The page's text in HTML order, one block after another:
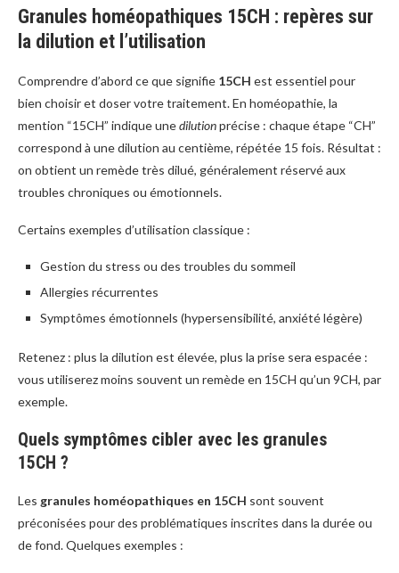
Granules homéopathiques 15CH : repères sur
la dilution et l’utilisation
Comprendre d’abord ce que signifie 15CH est essentiel pour
bien choisir et doser votre traitement. En homéopathie, la
mention “15CH” indique unedilutionprécise : chaque étape “CH”
correspond à une dilution au centième, répétée 15 fois. Résultat :
on obtient un remède très dilué, généralement réservé aux
troubles chroniques ou émotionnels.
Certains exemples d’utilisation classique :
Gestion du stress ou des troubles du sommeil
Allergies récurrentes
Symptômes émotionnels (hypersensibilité, anxiété légère)
Retenez : plus la dilution est élevée, plus la prise sera espacée :
vous utiliserez moins souvent un remède en 15CH qu’un 9CH, par
exemple.
Quels symptômes cibler avec les granules
15CH ?
Les granules homéopathiques en 15CH sont souvent
préconisées pour des problématiques inscrites dans la durée ou
de fond. Quelques exemples :